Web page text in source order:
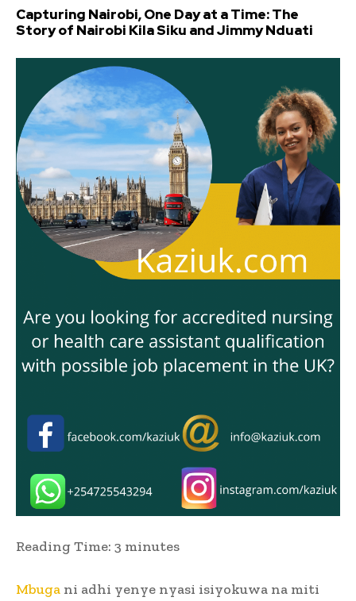
Capturing Nairobi, One Day at a Time: The
Story of Nairobi Kila Siku and Jimmy Nduati
Reading Time: 3 minutes
Mbuga ni adhi yenye nyasi isiyokuwa na miti